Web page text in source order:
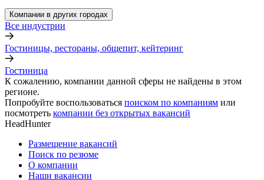
Компании в других городах
Все индустрии
Гостиницы, рестораны, общепит, кейтеринг
Гостиница
К сожалению, компании данной сферы не найдены в этом
регионе.
Попробуйте воспользоваться поиском по компаниям или
посмотреть компании без открытых вакансий
HeadHunter
Размещение вакансий
Поиск по резюме
О компании
Наши вакансии